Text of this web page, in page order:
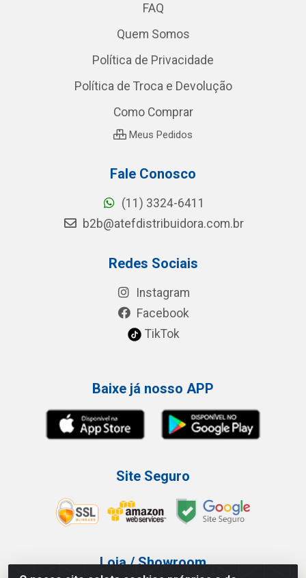
FAQ
Quem Somos
Política de Privacidade
Política de Troca e Devolução
Como Comprar
Meus Pedidos
Fale Conosco
(11) 3324-6411
b2b@atefdistribuidora.com.br
Redes Sociais
Instagram
Facebook
TikTok
Baixe já nosso APP
Site Seguro
Loja / Showroom